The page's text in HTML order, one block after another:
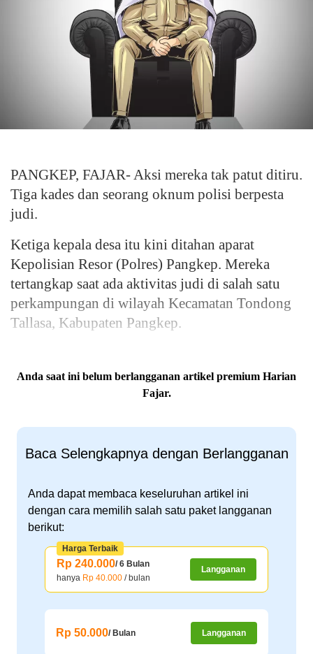
PANGKEP, FAJAR- Aksi mereka tak patut ditiru.
Tiga kades dan seorang oknum polisi berpesta
judi.
Ketiga kepala desa itu kini ditahan aparat
Kepolisian Resor (Polres) Pangkep. Mereka
tertangkap saat ada aktivitas judi di salah satu
perkampungan di wilayah Kecamatan Tondong
Tallasa, Kabupaten Pangkep.
Anda saat ini belum berlangganan artikel premium Harian
Fajar.
Baca Selengkapnya dengan Berlangganan
Anda dapat membaca keseluruhan artikel ini
dengan cara memilih salah satu paket langganan
berikut:
Rp 240.000/ 6 Bulan
hanya Rp 40.000 / bulan
Langganan
Harga Terbaik
Rp 50.000/ Bulan Langganan